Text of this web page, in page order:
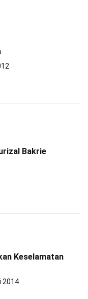
Bakrie
Keselamatan
2014